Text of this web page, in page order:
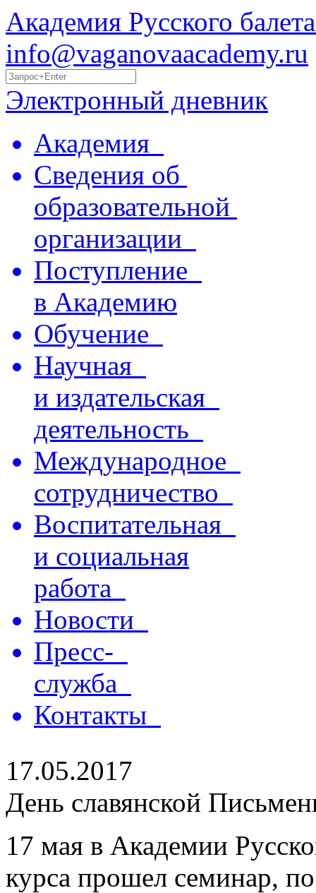
Академия Русского
info@vaganovaacademy.ru
Электронный дневник
Академия
Сведения об
образовательной
организации
Поступление
в Академию
Обучение
Научная
и издательская
деятельность
Международное
сотрудничество
Воспитательная
и социальная
работа
Новости
Пресс-
служба
Контакты
17.05.2017
День славянской
17 мая в Академии
курса прошел семинар,